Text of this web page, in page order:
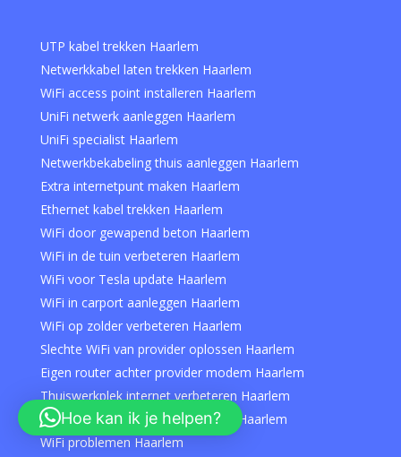
UTP kabel trekken Haarlem
Netwerkkabel laten trekken Haarlem
WiFi access point installeren Haarlem
UniFi netwerk aanleggen Haarlem
UniFi specialist Haarlem
Netwerkbekabeling thuis aanleggen Haarlem
Extra internetpunt maken Haarlem
Ethernet kabel trekken Haarlem
WiFi door gewapend beton Haarlem
WiFi in de tuin verbeteren Haarlem
WiFi voor Tesla update Haarlem
WiFi in carport aanleggen Haarlem
WiFi op zolder verbeteren Haarlem
Slechte WiFi van provider oplossen Haarlem
Eigen router achter provider modem Haarlem
Thuiswerkplek internet verbeteren Haarlem
Internetkabel aanleggen / trekken Haarlem
WiFi problemen Haarlem
Hoe kan ik je helpen?